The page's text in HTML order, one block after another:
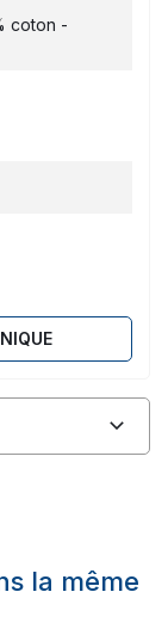
coton -
la même